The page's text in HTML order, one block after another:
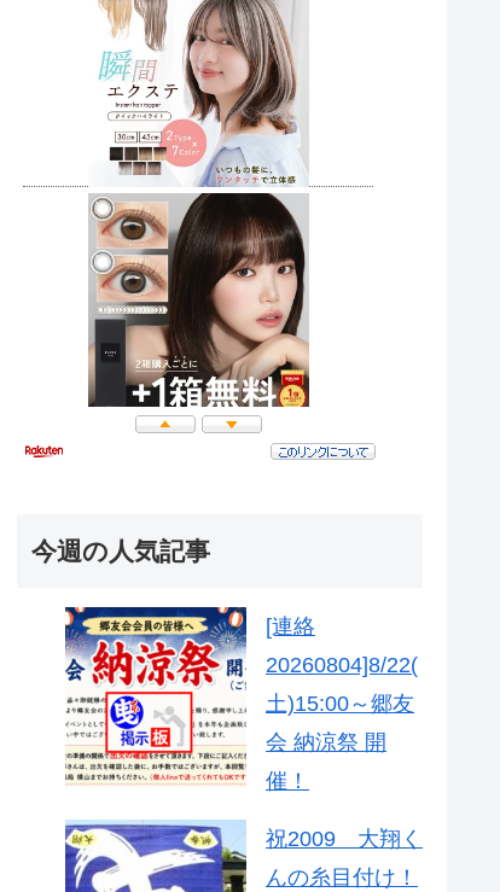
今週の人気記事
[連絡
20260804]8/22(
土)15:00～郷友
会 納涼祭 開
催！
祝2009 大翔く
んの糸目付け！